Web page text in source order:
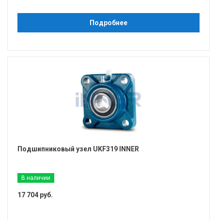
Подробнее
Подшипниковый узел UKF319 INNER
В наличии
17 704 руб.